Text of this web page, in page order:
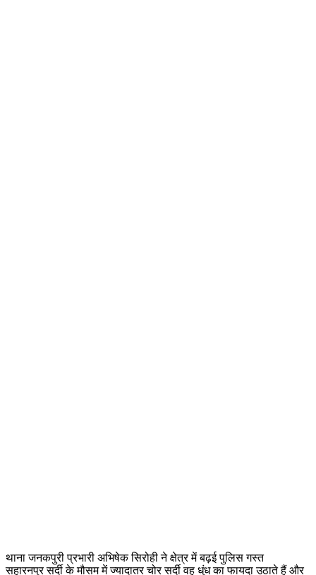
थाना जनकपुरी प्रभारी अभिषेक सिरोही ने क्षेत्र में बढ़ई पुलिस गस्त
सहारनपुर सर्दी के मौसम में ज्यादातर चोर सर्दी वह धुंध का फायदा उठाते हैं और